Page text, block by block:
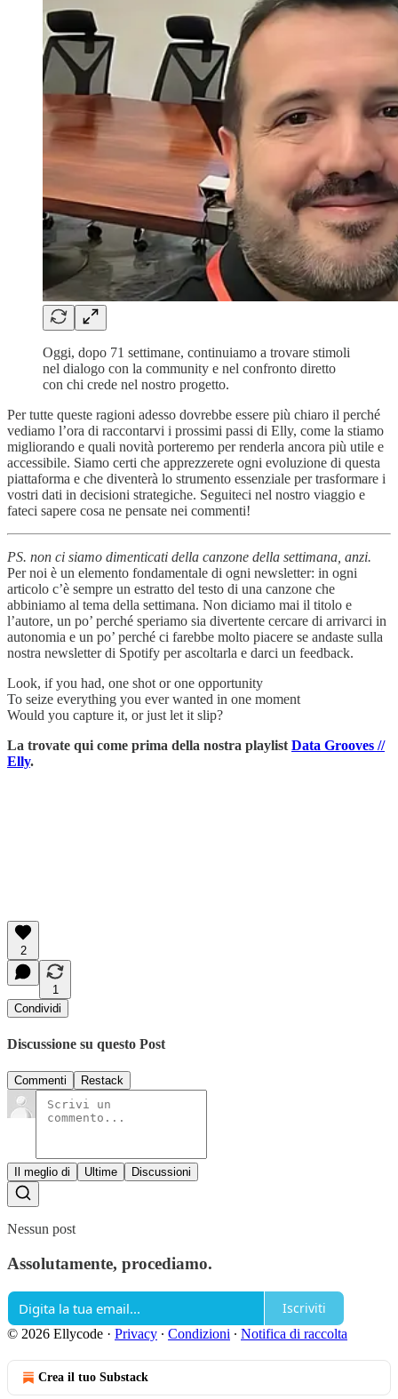
Oggi, dopo 71 settimane, continuiamo a trovare stimoli
nel dialogo con la community e nel confronto diretto
con chi crede nel nostro progetto.
Per tutte queste ragioni adesso dovrebbe essere più chiaro il perché
vediamo l’ora di raccontarvi i prossimi passi di Elly, come la stiamo
migliorando e quali novità porteremo per renderla ancora più utile e
accessibile. Siamo certi che apprezzerete ogni evoluzione di questa
piattaforma e che diventerà lo strumento essenziale per trasformare i
vostri dati in decisioni strategiche. Seguiteci nel nostro viaggio e
fateci sapere cosa ne pensate nei commenti!
PS. non ci siamo dimenticati della canzone della settimana, anzi.
Per noi è un elemento fondamentale di ogni newsletter: in ogni
articolo c’è sempre un estratto del testo di una canzone che
abbiniamo al tema della settimana. Non diciamo mai il titolo e
l’autore, un po’ perché speriamo sia divertente cercare di arrivarci in
autonomia e un po’ perché ci farebbe molto piacere se andaste sulla
nostra newsletter di Spotify per ascoltarla e darci un feedback.
Look, if you had, one shot or one opportunity
To seize everything you ever wanted in one moment
Would you capture it, or just let it slip?
La trovate qui come prima della nostra playlist Data Grooves //
Elly.
2
1
Condividi
Discussione su questo Post
Commenti Restack
Il meglio di Ultime Discussioni
Nessun post
Assolutamente, procediamo.
Iscriviti
© 2026 Ellycode · Privacy ∙ Condizioni ∙ Notifica di raccolta
Crea il tuo Substack